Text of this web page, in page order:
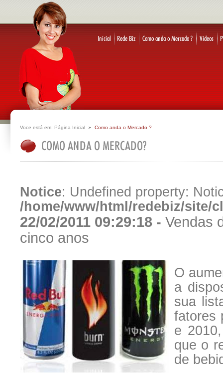
Voce está em: Página Inicial Como anda o Mercado ?
Notice: Undefined property:
/home/www/html/redebiz/site/
22/02/2011 09:29:18 - Vendas
cinco anos
O
a
sua
fatores
e
que o
de